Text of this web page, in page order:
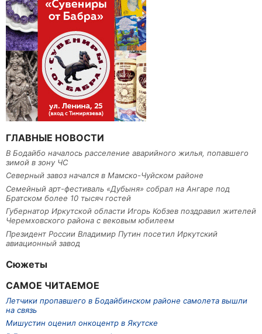
ГЛАВНЫЕ НОВОСТИ
В Бодайбо началось расселение аварийного жилья, попавшего
зимой в зону ЧС
Северный завоз начался в Мамско-Чуйском районе
Семейный арт-фестиваль «Дубыня» собрал на Ангаре под
Братском более 10 тысяч гостей
Губернатор Иркутской области Игорь Кобзев поздравил жителей
Черемховского района с вековым юбилеем
Президент России Владимир Путин посетил Иркутский
авиационный завод
Сюжеты
САМОЕ ЧИТАЕМОЕ
Летчики пропавшего в Бодайбинском районе самолета вышли
на связь
Мишустин оценил онкоцентр в Якутске